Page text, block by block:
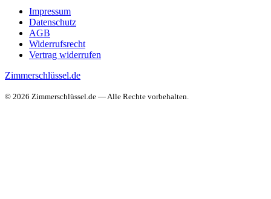
Impressum
Datenschutz
AGB
Widerrufsrecht
Vertrag widerrufen
Zimmerschlüssel.de
© 2026 Zimmerschlüssel.de — Alle Rechte vorbehalten.